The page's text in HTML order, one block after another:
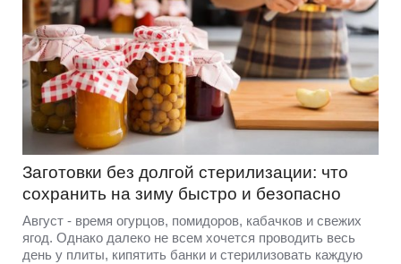
Заготовки без долгой стерилизации: что
сохранить на зиму быстро и безопасно
Август - время огурцов, помидоров, кабачков и свежих
ягод. Однако далеко не всем хочется проводить весь
день у плиты, кипятить банки и стерилизовать каждую